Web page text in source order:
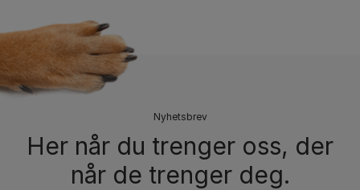
Nyhetsbrev
Her når du trenger oss, der
når de trenger deg.